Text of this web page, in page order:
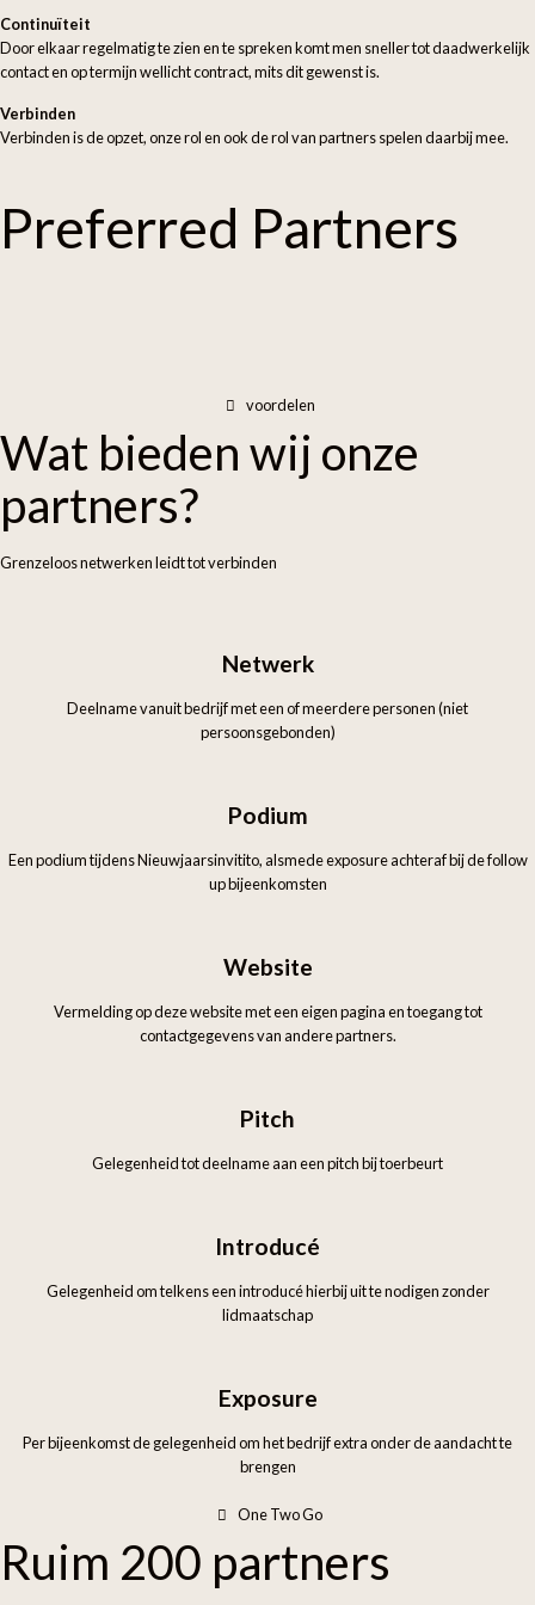
Continuïteit
Door elkaar regelmatig te zien en te spreken komt men sneller tot daadwerkelijk
contact en op termijn wellicht contract, mits dit gewenst is.
Verbinden
Verbinden is de opzet, onze rol en ook de rol van partners spelen daarbij mee.
Preferred Partners
voordelen
Wat bieden wij onze
partners?
Grenzeloos netwerken leidt tot verbinden
Netwerk
Deelname vanuit bedrijf met een of meerdere personen (niet
persoonsgebonden)
Podium
Een podium tijdens Nieuwjaarsinvitito, alsmede exposure achteraf bij de follow
up bijeenkomsten
Website
Vermelding op deze website met een eigen pagina en toegang tot
contactgegevens van andere partners.
Pitch
Gelegenheid tot deelname aan een pitch bij toerbeurt
Introducé
Gelegenheid om telkens een introducé hierbij uit te nodigen zonder
lidmaatschap
Exposure
Per bijeenkomst de gelegenheid om het bedrijf extra onder de aandacht te
brengen
One Two Go
Ruim 200 partners